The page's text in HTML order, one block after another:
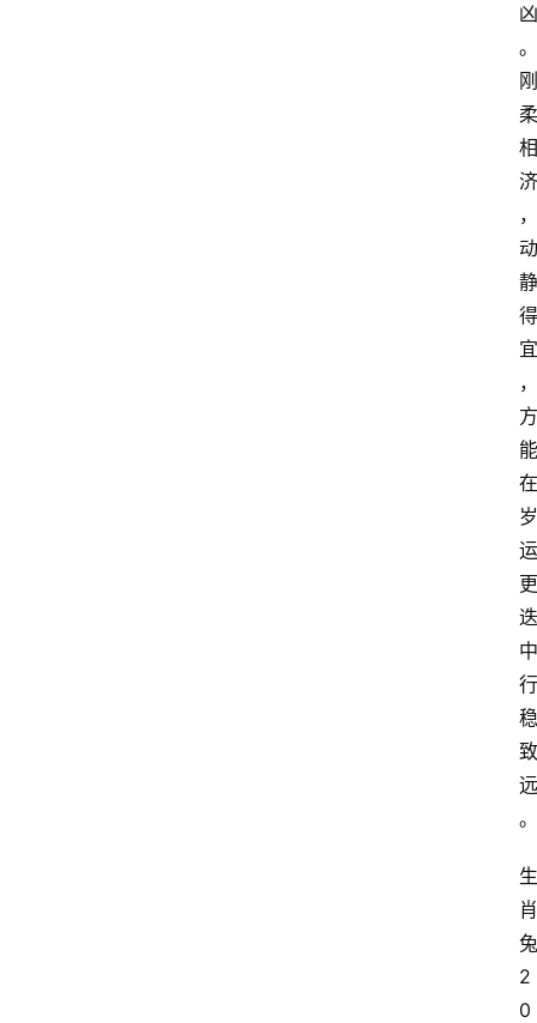
凶
。
刚
柔
相
济
，
动
静
得
宜
，
方
能
在
岁
运
更
迭
中
行
稳
致
远
。
生
肖
兔
2
0